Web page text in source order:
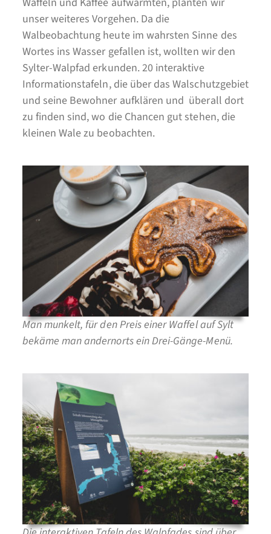
unser weiteres Vorgehen. Da die
Walbeobachtung heute im wahrsten Sinne des
Wortes ins Wasser gefallen ist, wollten wir den
Sylter-Walpfad erkunden. 20 interaktive
Informationstafeln, die über das Walschutzgebiet
und seine Bewohner aufklären und überall dort
zu finden sind, wo die Chancen gut stehen, die
kleinen Wale zu beobachten.
Man munkelt, für den Preis einer Waffel auf Sylt
bekäme man andernorts ein Drei-Gänge-Menü.